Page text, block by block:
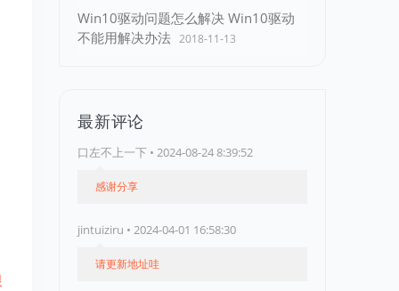
Win10驱动问题怎么解决 Win10驱动
不能用解决办法 2018-11-13
最新评论
口左不上一下 • 2024-08-24 8:39:52
感谢分享
jintuiziru • 2024-04-01 16:58:30
请更新地址哇